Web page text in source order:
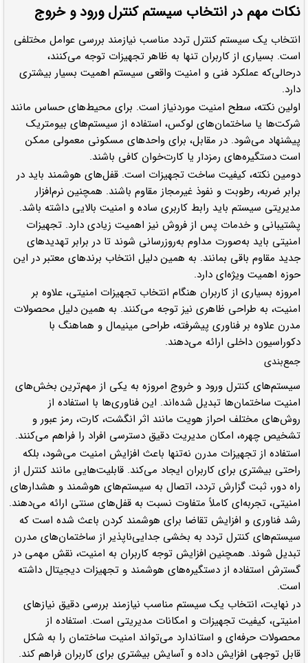
نکات مهم در انتخاب سیستم کنترل ورود و خروج
انتخاب یک سیستم کنترل تردد مناسب نیازمند بررسی عوامل مختلفی
است. بسیاری از کاربران تنها به ظاهر تجهیزات توجه می‌کنند،
درحالی‌که عملکرد فنی و امنیت واقعی سیستم اهمیت بسیار بیشتری
دارد.
اولین نکته، سطح امنیت موردنیاز است. برای محیط‌های حساس مانند
شرکت‌ها یا ساختمان‌های لوکس، استفاده از سیستم‌های بیومتریک
پیشنهاد می‌شود. در مقابل، برای واحدهای مسکونی معمولی ممکن
است دستگیره‌های رمزدار یا کارت‌خوان کافی باشند.
دومین نکته، کیفیت ساخت تجهیزات است. قفل‌های هوشمند باید در
برابر ضربه، رطوبت و نفوذ غیرمجاز مقاوم باشند. همچنین نرم‌افزار
مدیریتی سیستم باید رابط کاربری ساده و امنیت بالایی داشته باشد.
پشتیبانی و خدمات پس از فروش نیز اهمیت زیادی دارد. تجهیزات
امنیتی باید به‌صورت مداوم به‌روزرسانی شوند تا در برابر تهدیدهای
جدید مقاوم باقی بمانند. به همین دلیل انتخاب برندهای معتبر در این
حوزه اهمیت ویژه‌ای دارد.
امروزه بسیاری از کاربران هنگام انتخاب تجهیزات امنیتی، علاوه بر
امنیت، به طراحی ظاهری نیز توجه می‌کنند. به همین دلیل محصولات
مدرن علاوه بر فناوری پیشرفته، طراحی مینیمال و هماهنگ با
دکوراسیون داخلی ارائه می‌دهند.
جمع‌بندی
سیستم‌های کنترل ورود و خروج امروزه به یکی از مهم‌ترین بخش‌های
امنیت ساختمان‌ها تبدیل شده‌اند. این فناوری‌ها با استفاده از
روش‌های مختلف احراز هویت مانند اثر انگشت، کارت، رمز عبور و
تشخیص چهره، امکان مدیریت دقیق دسترسی افراد را فراهم می‌کنند.
استفاده از تجهیزات مدرن نه‌تنها باعث افزایش امنیت می‌شود، بلکه
راحتی بیشتری برای کاربران ایجاد می‌کند. قابلیت‌هایی مانند کنترل از
راه دور، ثبت گزارش تردد، اتصال به سیستم‌های هوشمند و هشدارهای
امنیتی، تجربه‌ای کاملاً متفاوت نسبت به قفل‌های سنتی ارائه می‌دهند.
رشد فناوری و افزایش تقاضا برای هوشمند کردن باعث شده است که
سیستم‌های کنترل تردد به بخشی جدایی‌ناپذیر از ساختمان‌های مدرن
تبدیل شوند. همچنین افزایش توجه کاربران به امنیت، نقش مهمی در
گسترش استفاده از دستگیره‌های هوشمند و تجهیزات دیجیتال داشته
است.
در نهایت، انتخاب یک سیستم مناسب نیازمند بررسی دقیق نیازهای
امنیتی، کیفیت تجهیزات و امکانات مدیریتی است. استفاده از
محصولات حرفه‌ای و استاندارد می‌تواند امنیت ساختمان را به شکل
قابل توجهی افزایش داده و آسایش بیشتری برای کاربران فراهم کند.